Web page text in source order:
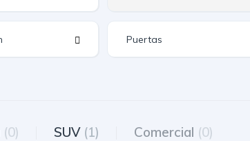
(0) SUV (1) Comercial (0)